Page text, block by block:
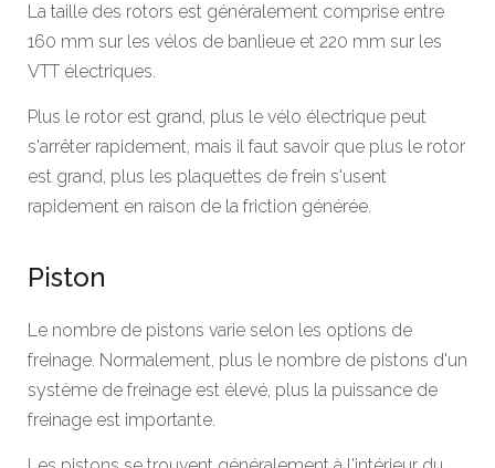
La taille des rotors est généralement comprise entre
160 mm sur les vélos de banlieue et 220 mm sur les
VTT électriques.
Plus le rotor est grand, plus le vélo électrique peut
s'arrêter rapidement, mais il faut savoir que plus le rotor
est grand, plus les plaquettes de frein s'usent
rapidement en raison de la friction générée.
Piston
Le nombre de pistons varie selon les options de
freinage. Normalement, plus le nombre de pistons d'un
système de freinage est élevé, plus la puissance de
freinage est importante.